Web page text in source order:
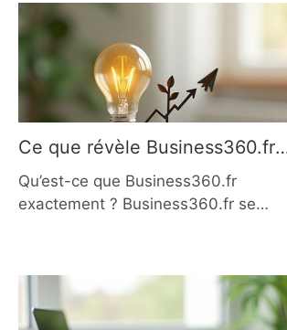
Ce que révèle Business360.fr
sur la réussite entrepreneuriale
en 2026
Qu’est-ce que Business360.fr
exactement ? Business360.fr se
entrepreneurial, avec une ligne
éditoriale clairement orientée vers
l’action. Contrairement à de